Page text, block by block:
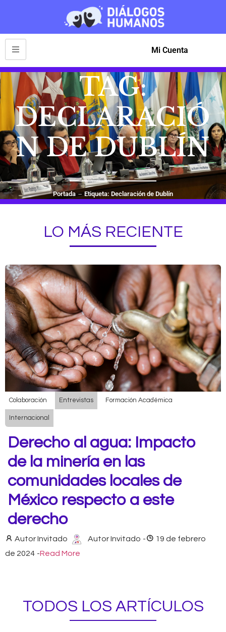
Mi Cuenta
TAG:
DECLARACIÓ
N DE DUBLÍN
Portada Etiqueta: Declaración de Dublín
LO MÁS RECIENTE
Colaboración Entrevistas Formación Académica
Internacional
Derecho al agua: Impacto
de la minería en las
comunidades locales de
México respecto a este
derecho
Autor Invitado Autor Invitado -
19 de febrero
de 2024 -Read More
TODOS LOS ARTÍCULOS